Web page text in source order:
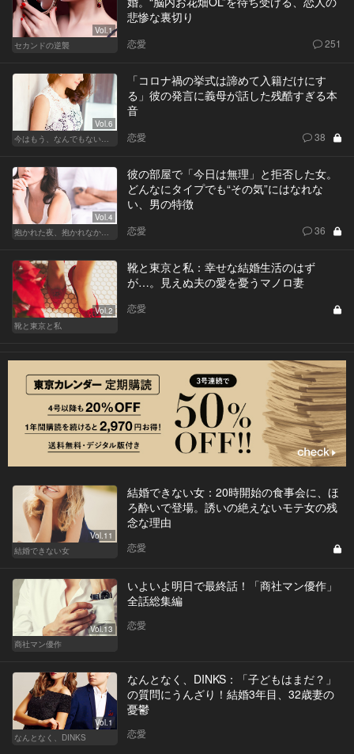
Vol.1
セカンドの逆襲
悲惨な裏切り
恋愛 251
Vol.6
今はもう、なんでもないから
「コロナ禍の挙式は諦めて入籍だけにす
る」彼の発言に義母が話した残酷すぎる本
音
恋愛 38
Vol.4
抱かれた夜、抱かれなかった夜
彼の部屋で「今日は無理」と拒否した女。
どんなにタイプでも“その気”にはなれな
い、男の特徴
恋愛 36
Vol.2
靴と東京と私
靴と東京と私：幸せな結婚生活のはず
が…。見えぬ夫の愛を憂うマノロ妻
恋愛
Vol.11
結婚できない女
結婚できない女：20時開始の食事会に、ほ
ろ酔いで登場。誘いの絶えないモテ女の残
念な理由
恋愛
Vol.13
商社マン優作
いよいよ明日で最終話！「商社マン優作」
全話総集編
恋愛
Vol.1
なんとなく、DINKS
なんとなく、DINKS：「子どもはまだ？」
の質問にうんざり！結婚3年目、32歳妻の
憂鬱
恋愛